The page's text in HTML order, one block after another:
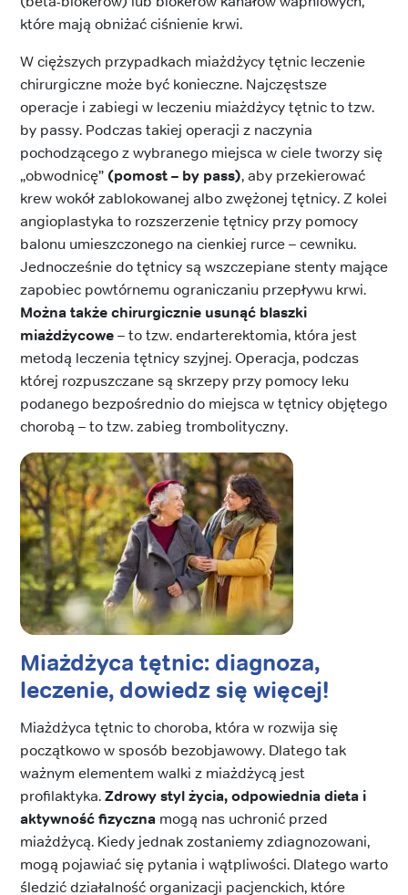
które mają obniżać ciśnienie krwi.
W cięższych przypadkach miażdżycy tętnic leczenie
chirurgiczne może być konieczne. Najczęstsze
operacje i zabiegi w leczeniu miażdżycy tętnic to tzw.
by passy. Podczas takiej operacji z naczynia
pochodzącego z wybranego miejsca w ciele tworzy się
„obwodnicę” (pomost – by pass), aby przekierować
krew wokół zablokowanej albo zwężonej tętnicy. Z kolei
angioplastyka to rozszerzenie tętnicy przy pomocy
balonu umieszczonego na cienkiej rurce – cewniku.
Jednocześnie do tętnicy są wszczepiane stenty mające
zapobiec powtórnemu ograniczaniu przepływu krwi.
Można także chirurgicznie usunąć blaszki
miażdżycowe– to tzw. endarterektomia, która jest
metodą leczenia tętnicy szyjnej. Operacja, podczas
której rozpuszczane są skrzepy przy pomocy leku
podanego bezpośrednio do miejsca w tętnicy objętego
chorobą – to tzw. zabieg trombolityczny.
Miażdżyca tętnic: diagnoza,
leczenie, dowiedz się więcej!
Miażdżyca tętnic to choroba, która w rozwija się
początkowo w sposób bezobjawowy. Dlatego tak
ważnym elementem walki z miażdżycą jest
profilaktyka.Zdrowy styl życia, odpowiednia dieta i
aktywność fizyczna mogą nas uchronić przed
miażdżycą. Kiedy jednak zostaniemy zdiagnozowani,
mogą pojawiać się pytania i wątpliwości. Dlatego warto
śledzić działalność organizacji pacjenckich, które